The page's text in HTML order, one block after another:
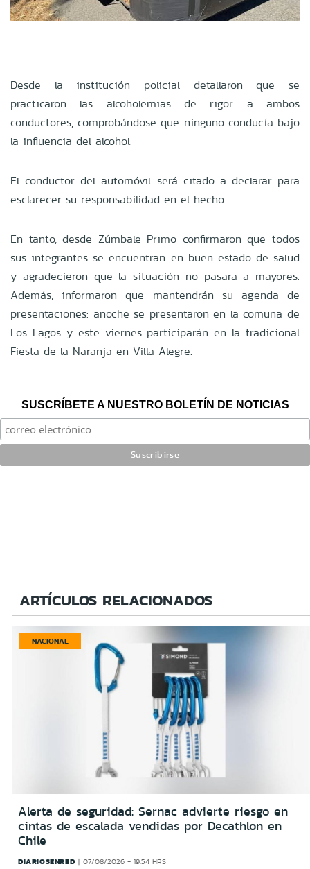
Desde la institución policial detallaron que se
practicaron las alcoholemias de rigor a ambos
conductores, comprobándose que ninguno conducía bajo
la influencia del alcohol.
El conductor del automóvil será citado a declarar para
esclarecer su responsabilidad en el hecho.
En tanto, desde Zúmbale Primo confirmaron que todos
sus integrantes se encuentran en buen estado de salud
y agradecieron que la situación no pasara a mayores.
Además, informaron que mantendrán su agenda de
presentaciones: anoche se presentaron en la comuna de
Los Lagos y este viernes participarán en la tradicional
Fiesta de la Naranja en Villa Alegre.
SUSCRÍBETE A NUESTRO BOLETÍN DE NOTICIAS
ARTÍCULOS RELACIONADOS
NACIONAL
Alerta de seguridad: Sernac advierte riesgo en
cintas de escalada vendidas por Decathlon en
Chile
DIARIOSENRED 07/08/2026 - 19:54 HRS